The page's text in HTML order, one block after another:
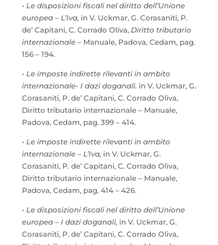
• Le disposizioni fiscali nel diritto dell’Unione
europea – L’Iva, in V. Uckmar, G. Corasaniti, P.
de’ Capitani, C. Corrado Oliva,Diritto tributario
internazionale– Manuale, Padova, Cedam, pag.
156 – 194.
• Le imposte indirette rilevanti in ambito
internazionale- I dazi doganali. in V. Uckmar, G.
Corasaniti, P. de’ Capitani, C. Corrado Oliva,
Diritto tributario internazionale – Manuale,
Padova, Cedam, pag. 399 – 414.
• Le imposte indirette rilevanti in ambito
internazionale – L’Iva, in V. Uckmar, G.
Corasaniti, P. de’ Capitani, C. Corrado Oliva,
Diritto tributario internazionale – Manuale,
Padova, Cedam, pag. 414 – 426.
• Le disposizioni fiscali nel diritto dell’Unione
europea – I dazi doganali, in V. Uckmar, G.
Corasaniti, P. de’ Capitani, C. Corrado Oliva,